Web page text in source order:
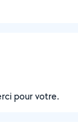
pour votre.